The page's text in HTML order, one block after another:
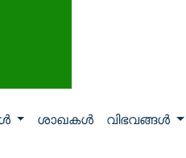
ശാഖകള്‍ വിഭവങ്ങൾ